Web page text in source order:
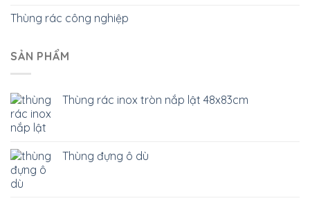
Thùng rác công nghiệp
SẢN PHẨM
Thùng rác inox tròn nắp lật 48x83cm
Thùng đựng ô dù